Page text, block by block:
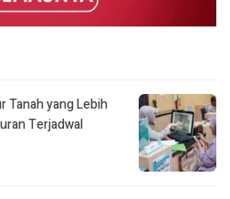
Tanah yang Lebih
Terjadwal